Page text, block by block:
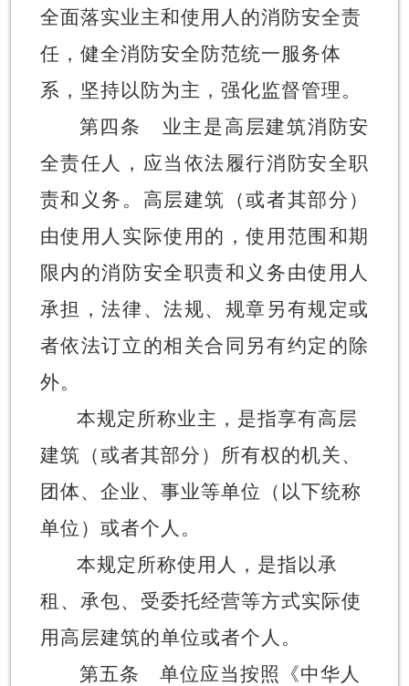
全面落实业主和使用人的消防安全责
任，健全消防安全防范统一服务体
系，坚持以防为主，强化监督管理。
第四条
业主是高层建筑消防安
全责任人， 应当依法履行消防安全职
责和义务。 高层建筑（或者其部分）
由使用人实际使用的，使用范围和期
限内的消防安全职责和义务由使用人
承担，法律、法规、规章另有规定或
者依法订立的相关合同另有约定的除
外。
本规定所称业主，是指享有高层
建筑（或者其部分）所有权的机关、
团体、企业、事业等单位（以下统称
单位）或者个人。
本规定所称使用人，是指以承
租、承包、受委托经营等方式实际使
用高层建筑的单位或者个人。
第五条
单位应当按照《中华人